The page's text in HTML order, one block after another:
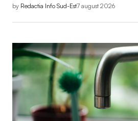
by Redactia Info Sud-Est7 august 2026